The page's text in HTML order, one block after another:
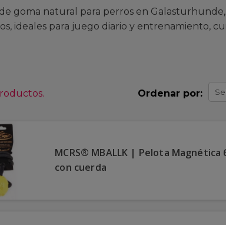
goma natural para perros en
ideales para juego diario y entrenamiento,
Ordenar por:
MCRS® MBALLK | Pelota Magnética
con cuerda